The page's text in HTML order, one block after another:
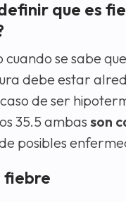
que es
se sabe
debe estar
de ser
35.5 ambas son
posibles
fiebre